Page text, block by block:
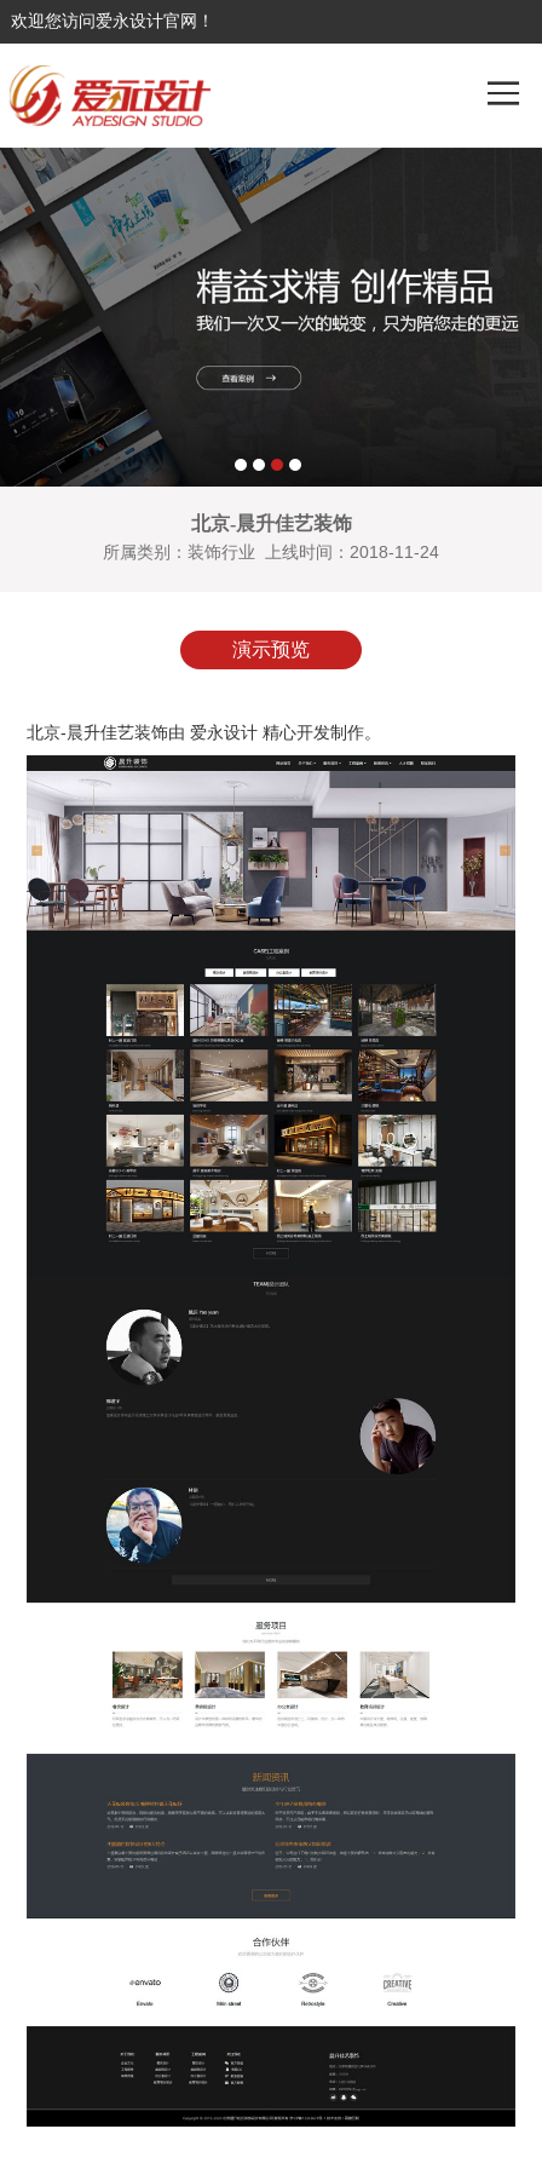
欢迎您访问爱永设计官网！
北京-晨升佳艺装饰
所属类别：装饰行业 上线时间：2018-11-24
演示预览
北京-晨升佳艺装饰由 爱永设计 精心开发制作。